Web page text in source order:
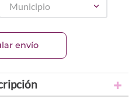
Municipio
envío